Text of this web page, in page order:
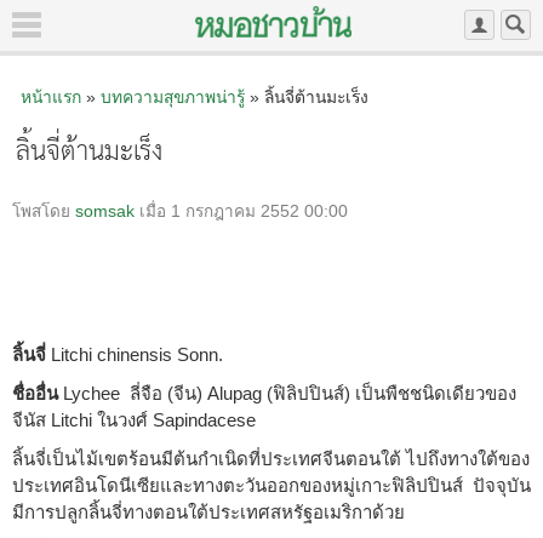
หน้าแรก» บทความสุขภาพน่ารู้» ลิ้นจี่ต้านมะเร็ง
ลิ้นจี่ต้านมะเร็ง
โพสโดย somsak เมื่อ 1 กรกฎาคม 2552 00:00
ลิ้นจี่ Litchi chinensis Sonn.
ชื่ออื่นLychee ลี่จือ (จีน) Alupag (ฟิลิปปินส์) เป็นพืชชนิดเดียวของ
จีนัส Litchi ในวงศ์ Sapindacese
ลิ้นจี่เป็นไม้เขตร้อนมีต้นกำเนิดที่ประเทศจีนตอนใต้ ไปถึงทางใต้ของ
ประเทศอินโดนีเซียและทางตะวันออกของหมู่เกาะฟิลิปปินส์ ปัจจุบัน
มีการปลูกลิ้นจี่ทางตอนใต้ประเทศสหรัฐอเมริกาด้วย